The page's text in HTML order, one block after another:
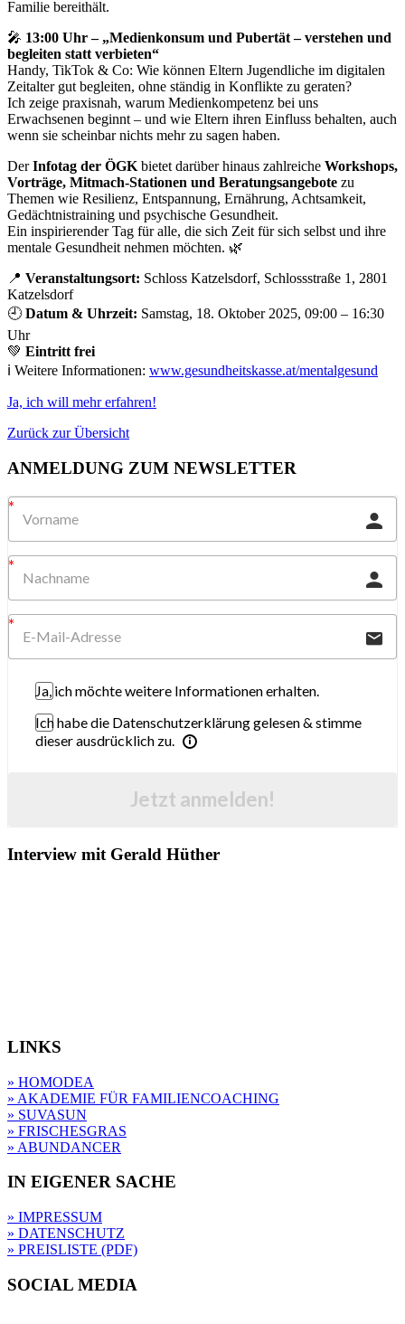
Familie bereithält.
🎤 13:00 Uhr – „Medienkonsum und Pubertät – verstehen und
begleiten statt verbieten“
Handy, TikTok & Co: Wie können Eltern Jugendliche im digitalen
Zeitalter gut begleiten, ohne ständig in Konflikte zu geraten?
Ich zeige praxisnah, warum Medienkompetenz bei uns
Erwachsenen beginnt – und wie Eltern ihren Einfluss behalten, auch
wenn sie scheinbar nichts mehr zu sagen haben.
DerInfotag der ÖGKbietet darüber hinaus zahlreiche Workshops,
Vorträge, Mitmach-Stationen und Beratungsangebote zu
Themen wie Resilienz, Entspannung, Ernährung, Achtsamkeit,
Gedächtnistraining und psychische Gesundheit.
Ein inspirierender Tag für alle, die sich Zeit für sich selbst und ihre
mentale Gesundheit nehmen möchten. 🌿
📍 Veranstaltungsort: Schloss Katzelsdorf, Schlossstraße 1, 2801
Katzelsdorf
🕘 Datum & Uhrzeit: Samstag, 18. Oktober 2025, 09:00 – 16:30
Uhr
💚 Eintritt frei
ℹ️ Weitere Informationen: www.gesundheitskasse.at/mentalgesund
Ja, ich will mehr erfahren!
Zurück zur Übersicht
ANMELDUNG ZUM NEWSLETTER
Ja, ich möchte weitere Informationen erhalten.
Ich habe die Datenschutzerklärung gelesen & stimme
dieser ausdrücklich zu.
Jetzt anmelden!
Interview mit Gerald Hüther
LINKS
» HOMODEA
» AKADEMIE FÜR FAMILIENCOACHING
» SUVASUN
» FRISCHESGRAS
» ABUNDANCER
IN EIGENER SACHE
» IMPRESSUM
» DATENSCHUTZ
» PREISLISTE (PDF)
SOCIAL MEDIA